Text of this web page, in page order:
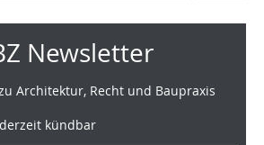
Newsletter
Architektur, Recht und Baupraxis
kündbar